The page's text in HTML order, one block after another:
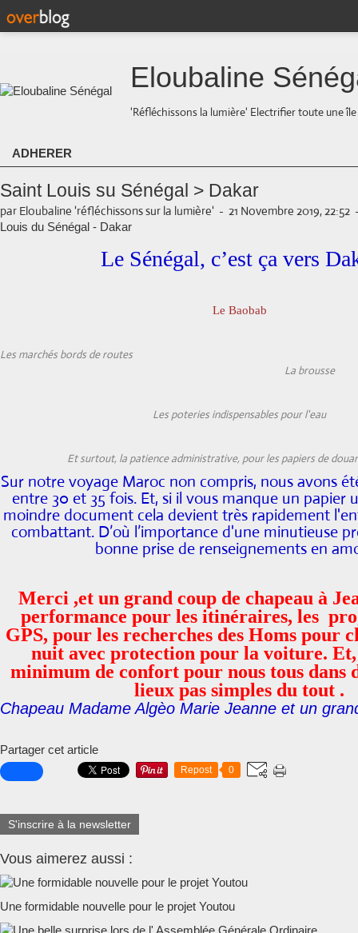
Eloubaline
'Réfléchissons la lumière' Electrifier toute une
ADHERER
Saint Louis su Sénégal > Dakar
par Eloubaline 'réfléchissons sur la lumière' - 21 Novembre 2019, 22:52
Louis du Sénégal - Dakar
Le Sénégal, c’est ça vers
Le Baobab
Les marchés bords de routes
La brousse
Les poteries indispensables pour l'eau
Et surtout, la patience administrative, pour les papiers de
Sur notre voyage Maroc non compris, nous avons
entre 30 et 35 fois. Et, si il vous manque un papier
moindre document cela devient très rapidement
combattant. D’où l’importance d'une minutieuse
bonne prise de renseignements en
Merci ,et un grand coup de chapeau à
performance pour les itinéraires, les
GPS, pour les recherches des Homs pour
nuit avec protection pour la voiture.
minimum de confort pour nous tous dans
lieux pas simples du tout .
Chapeau Madame Algèo Marie Jeanne et un
Partager cet article
Repost 0
S'inscrire à la newsletter
Vous aimerez aussi :
Une formidable nouvelle pour le projet Youtou